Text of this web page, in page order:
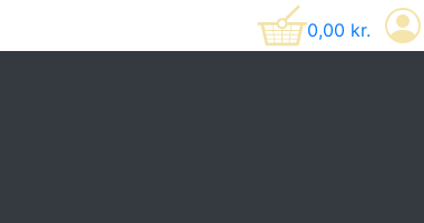
0,00 kr.